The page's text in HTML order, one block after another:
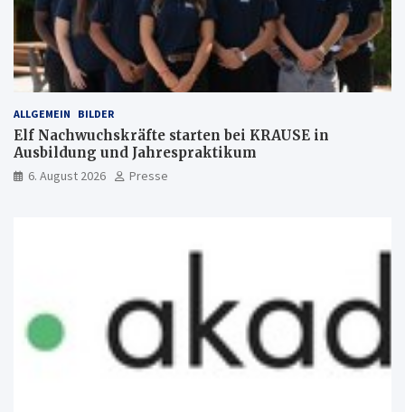
ALLGEMEIN BILDER
Elf Nachwuchskräfte starten bei KRAUSE in
Ausbildung und Jahrespraktikum
6. August 2026 Presse